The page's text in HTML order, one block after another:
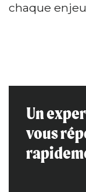
chaque
Un
vous